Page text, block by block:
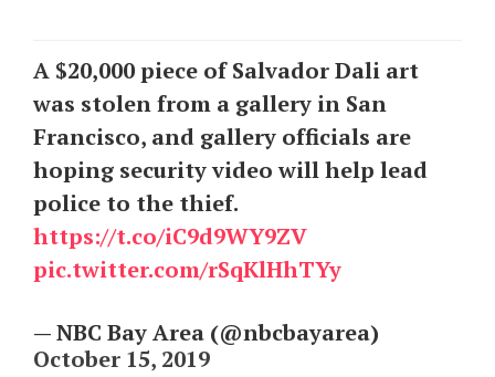
A $20,000 piece of Salvador Dali art
was stolen from a gallery in San
Francisco, and gallery officials are
hoping security video will help lead
police to the thief.
https://t.co/iC9d9WY9ZV
pic.twitter.com/rSqKlHhTYy
— NBC Bay Area (@nbcbayarea)
October 15, 2019